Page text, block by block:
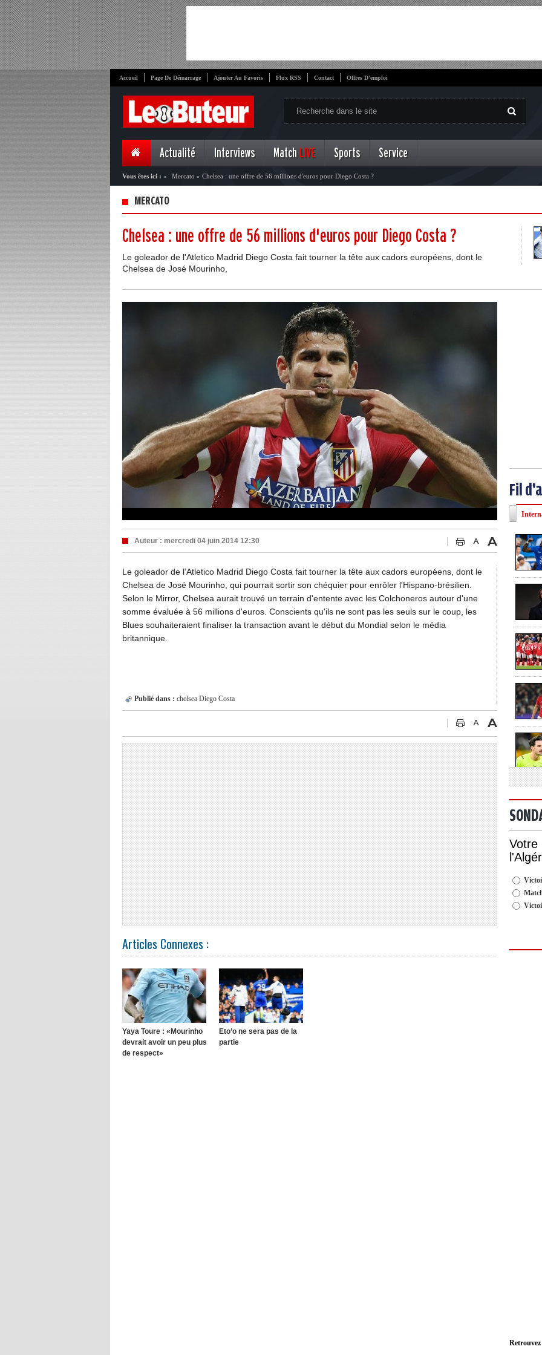
Accueil Page De Démarrage Ajouter Au Favoris Flux RSS Contact Offres D'emploi
Actualité Interviews Match LIVE Sports Service
Vous êtes ici : » Mercato » Chelsea : une offre de 56 millions d'euros pour Diego Costa ?
MERCATO
Chelsea : une offre de 56 millions d'euros pour Diego Costa ?
Le goleador de l'Atletico Madrid Diego Costa fait tourner la tête aux cadors européens, dont le
Chelsea de José Mourinho,
Auteur : mercredi 04 juin 2014 12:30
Le goleador de l'Atletico Madrid Diego Costa fait tourner la tête aux cadors européens, dont le
Chelsea de José Mourinho, qui pourrait sortir son chéquier pour enrôler l'Hispano-brésilien.
Selon le Mirror, Chelsea aurait trouvé un terrain d'entente avec les Colchoneros autour d'une
somme évaluée à 56 millions d'euros. Conscients qu'ils ne sont pas les seuls sur le coup, les
Blues souhaiteraient finaliser la transaction avant le début du Mondial selon le média
britannique.
Publié dans : chelsea Diego Costa
Articles Connexes :
Yaya Toure : «Mourinho
devrait avoir un peu plus
de respect»
Eto’o ne sera pas de la
partie
Fil
Votre